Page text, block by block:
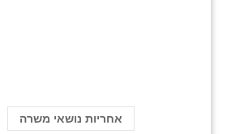
אחריות נושאי משרה